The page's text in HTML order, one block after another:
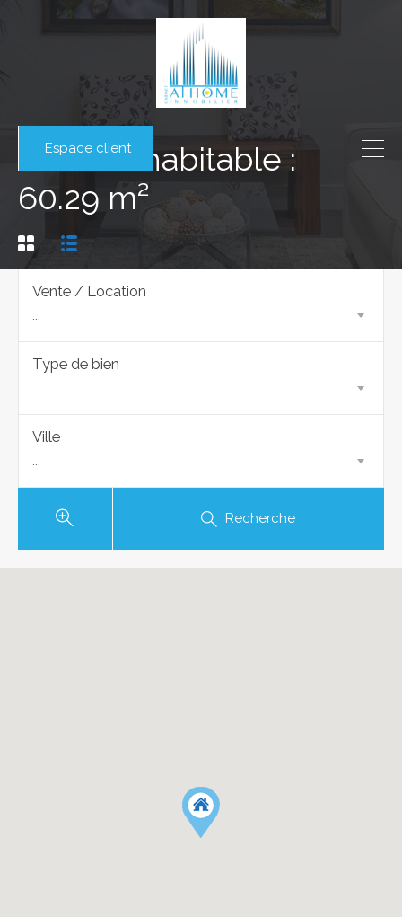
Espace client
Surface habitable :
60.29 m²
Vente / Location
...
Type de bien
...
Ville
...
Recherche